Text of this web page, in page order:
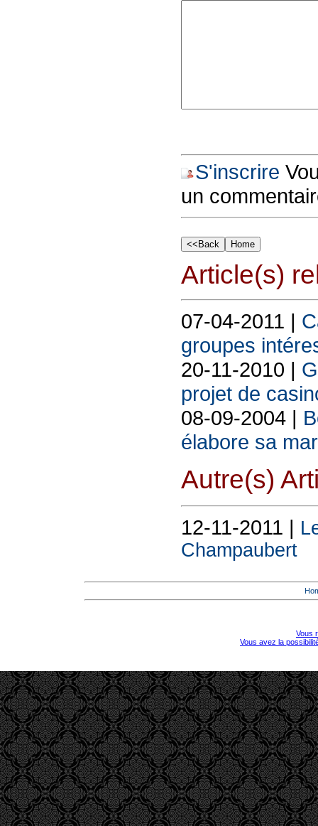
S'inscrire
un
Article(s)
07-04-2011 |
groupes
20-11-2010 |
projet de
08-09-2004 |
élabore sa
Autre(s)
12-11-2011 |
Champaubert
Vous
Vous avez la